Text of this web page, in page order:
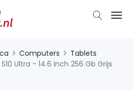
Computers
Tablets
Ultra - 14.6 Inch 256 Gb Grijs